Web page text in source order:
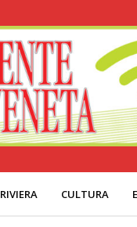
RIVIERA CULTURA